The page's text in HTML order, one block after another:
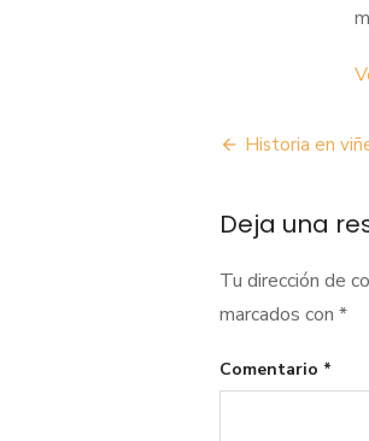
Historia en
Deja una
Tu dirección de
marcados con *
Comentario *